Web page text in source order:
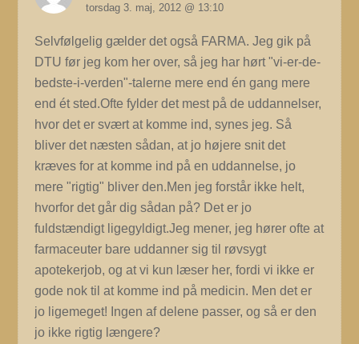
torsdag 3. maj, 2012 @ 13:10
Selvfølgelig gælder det også FARMA. Jeg gik på
DTU før jeg kom her over, så jeg har hørt "vi-er-de-
bedste-i-verden"-talerne mere end én gang mere
end ét sted.Ofte fylder det mest på de uddannelser,
hvor det er svært at komme ind, synes jeg. Så
bliver det næsten sådan, at jo højere snit det
kræves for at komme ind på en uddannelse, jo
mere "rigtig" bliver den.Men jeg forstår ikke helt,
hvorfor det går dig sådan på? Det er jo
fuldstændigt ligegyldigt.Jeg mener, jeg hører ofte at
farmaceuter bare uddanner sig til røvsygt
apotekerjob, og at vi kun læser her, fordi vi ikke er
gode nok til at komme ind på medicin. Men det er
jo ligemeget! Ingen af delene passer, og så er den
jo ikke rigtig længere?